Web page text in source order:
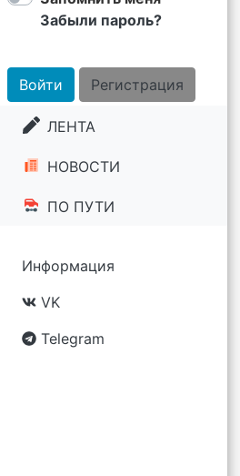
Забыли пароль?
Войти Регистрация
ЛЕНТА
НОВОСТИ
ПО ПУТИ
Информация
VK
Telegram